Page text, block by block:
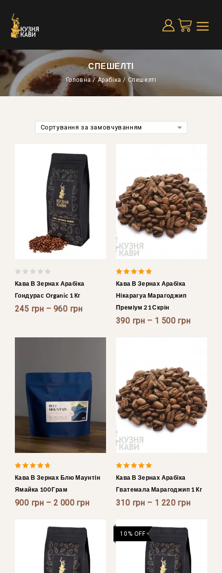
СПЕШЕЛТІ
Головна/Арабіка /Спешелті
Сортування за замовчуванням
0
of
5
Кава В Зернах Арабіка
Гондурас Organic 1 Кг
245 грн –960 грн
5.00
Кава В Зернах Арабіка
Нікарагуа Марагоджип
Преміум 21 Скрін
390 грн – 1 500 грн
4.50
Кава В Зернах Блю Маунтін
Ямайка 100 Грам
900 грн –2 000 грн
4.75
Кава В Зернах Арабіка
Гватемала Марагоджип 1 Кг
310 грн – 1 220 грн
10% OFF